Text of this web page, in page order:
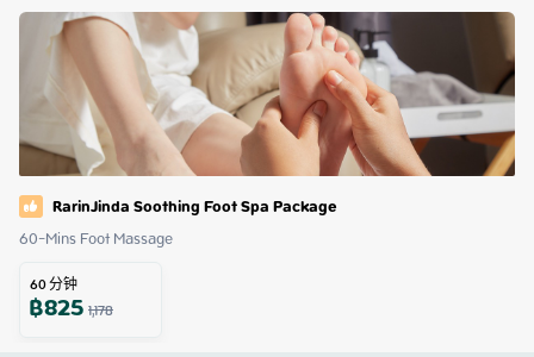
RarinJinda Soothing Foot Spa Package
60-Mins Foot Massage
60分钟
฿8251,178